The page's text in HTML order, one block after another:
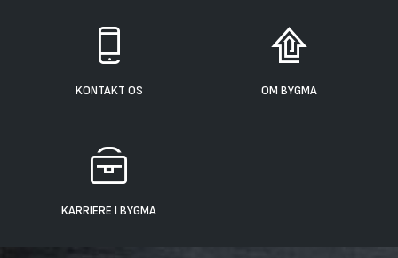
KONTAKT OS OM BYGMA
KARRIERE I BYGMA